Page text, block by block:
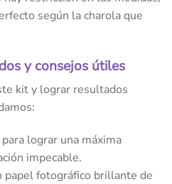
según la charola que
y consejos útiles
kit y lograr resultados
lograr una máxima
impecable.
papel fotográfico brillante de